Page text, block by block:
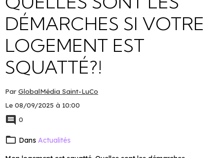
DÉMARCHES SI VOTRE
LOGEMENT EST
SQUATTÉ?!
Par GlobalMédia Saint-LuCo
Le 08/09/2025 à 10:00
0
Dans Actualités